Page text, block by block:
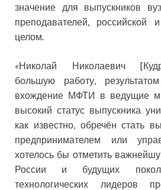
значение для выпускников
преподавателей,
целом.
«Николай Николаевич
большую работу,
вхождение МФТИ в ведущие
высокий статус выпускника
как известно, обречён стать
предпринимателем или
хотелось бы отметить
России и будущих
технологических лидеров